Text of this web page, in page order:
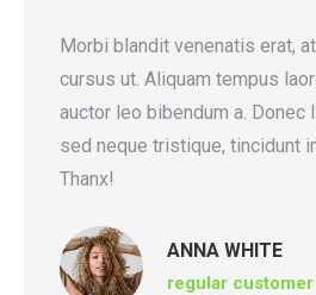
ANNA WHITE
regular customer
Morbi blandit venenatis erat,
cursus ut. Aliquam tempus
auctor leo bibendum a. Donec
sed neque tristique, tincidunt
Thanx!